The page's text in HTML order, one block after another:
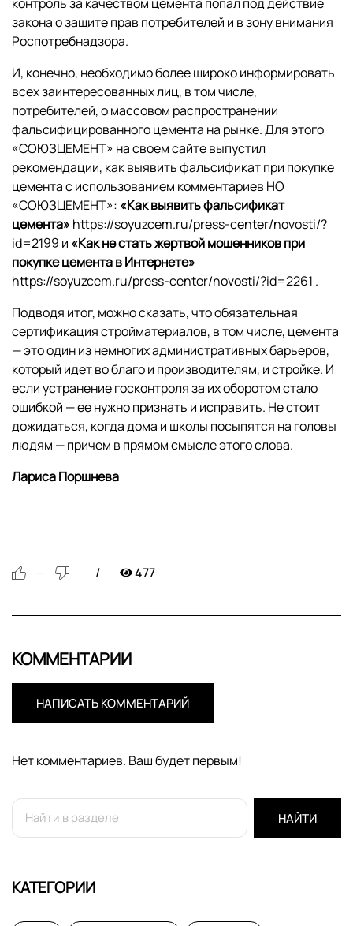
закона о защите прав потребителей и в зону внимания
Роспотребнадзора.
И, конечно, необходимо более широко информировать
всех заинтересованных лиц, в том числе,
потребителей, о массовом распространении
фальсифицированного цемента на рынке. Для этого
«СОЮЗЦЕМЕНТ» на своем сайте выпустил
рекомендации, как выявить фальсификат при покупке
цемента с использованием комментариев НО
«СОЮЗЦЕМЕНТ»: «Как выявить фальсификат
цемента» https://soyuzcem.ru/press-center/novosti/?
id=2199 и «Как не стать жертвой мошенников при
покупке цемента в Интернете»
https://soyuzcem.ru/press-center/novosti/?id=2261 .
Подводя итог, можно сказать, что обязательная
сертификация стройматериалов, в том числе, цемента
— это один из немногих административных барьеров,
который идет во благо и производителям, и стройке. И
если устранение госконтроля за их оборотом стало
ошибкой — ее нужно признать и исправить. Не стоит
дожидаться, когда дома и школы посыпятся на головы
людям — причем в прямом смысле этого слова.
Лариса Поршнева
— 477
КОММЕНТАРИИ
НАПИСАТЬ КОММЕНТАРИЙ
Нет комментариев. Ваш будет первым!
НАЙТИ
КАТЕГОРИИ